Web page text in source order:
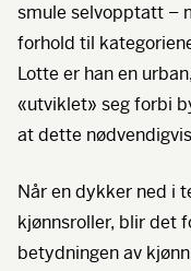
smule selvopptatt –
forhold til
Lotte er han en
«utviklet» seg forbi
at dette
Når en dykker ned i
kjønnsroller, blir det
betydningen av